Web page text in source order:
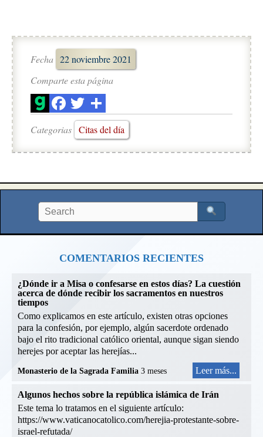
Fecha 22 noviembre 2021
Comparte esta página
Categorias Citas del día
COMENTARIOS RECIENTES
¿Dónde ir a Misa o confesarse en estos días? La cuestión
acerca de dónde recibir los sacramentos en nuestros
tiempos
Como explicamos en este artículo, existen otras opciones
para la confesión, por ejemplo, algún sacerdote ordenado
bajo el rito tradicional católico oriental, aunque sigan siendo
herejes por aceptar las herejías...
Monasterio de la Sagrada Familia 3 meses Leer más...
Algunos hechos sobre la república islámica de Irán
Este tema lo tratamos en el siguiente artículo:
https://www.vaticanocatolico.com/herejia-protestante-sobre-
israel-refutada/